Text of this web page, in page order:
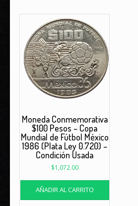
Moneda Conmemorativa
$100 Pesos – Copa
Mundial de Fútbol México
1986 (Plata Ley 0.720) –
Condición Usada
$1,072.00
AÑADIR AL CARRITO